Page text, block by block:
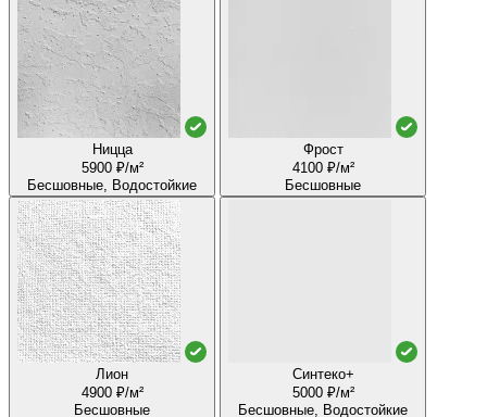
Ницца
5900 ₽/м²
Бесшовные, Водостойкие
Фрост
4100 ₽/м²
Бесшовные
Лион
4900 ₽/м²
Бесшовные
Синтеко+
5000 ₽/м²
Бесшовные, Водостойкие